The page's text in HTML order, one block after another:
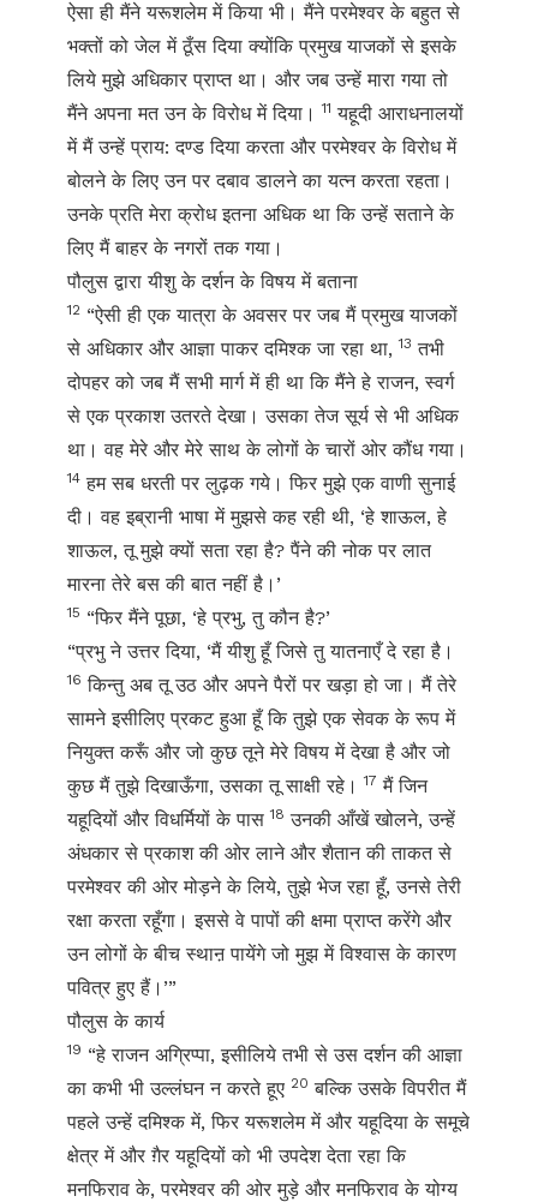
ऐसा ही मैंने यरूशलेम में किया भी। मैंने परमेश्वर के बहुत से
भक्तों को जेल में ठूँस दिया क्योंकि प्रमुख याजकों से इसके
लिये मुझे अधिकार प्राप्त था। और जब उन्हें मारा गया तो
मैंने अपना मत उन के विरोध में दिया।11 यहूदी आराधनालयों
में मैं उन्हें प्राय: दण्ड दिया करता और परमेश्वर के विरोध में
बोलने के लिए उन पर दबाव डालने का यत्न करता रहता।
उनके प्रति मेरा क्रोध इतना अधिक था कि उन्हें सताने के
लिए मैं बाहर के नगरों तक गया।
पौलुस द्वारा यीशु के दर्शन के विषय में बताना
12 “ऐसी ही एक यात्रा के अवसर पर जब मैं प्रमुख याजकों
से अधिकार और आज्ञा पाकर दमिश्क जा रहा था,13 तभी
दोपहर को जब मैं सभी मार्ग में ही था कि मैंने हे राजन, स्वर्ग
से एक प्रकाश उतरते देखा। उसका तेज सूर्य से भी अधिक
था। वह मेरे और मेरे साथ के लोगों के चारों ओर कौंध गया।
14 हम सब धरती पर लुढ़क गये। फिर मुझे एक वाणी सुनाई
दी। वह इब्रानी भाषा में मुझसे कह रही थी, ‘हे शाऊल, हे
शाऊल, तू मुझे क्यों सता रहा है? पैंने की नोक पर लात
मारना तेरे बस की बात नहीं है।’
15 “फिर मैंने पूछा, ‘हे प्रभु, तु कौन है?’
“प्रभु ने उत्तर दिया, ‘मैं यीशु हूँ जिसे तु यातनाएँ दे रहा है।
16 किन्तु अब तू उठ और अपने पैरों पर खड़ा हो जा। मैं तेरे
सामने इसीलिए प्रकट हुआ हूँ कि तुझे एक सेवक के रूप में
नियुक्त करूँ और जो कुछ तूने मेरे विषय में देखा है और जो
कुछ मैं तुझे दिखाऊँगा, उसका तू साक्षी रहे।17 मैं जिन
यहूदियों और विधर्मियों के पास18 उनकी आँखें खोलने, उन्हें
अंधकार से प्रकाश की ओर लाने और शैतान की ताकत से
परमेश्वर की ओर मोड़ने के लिये, तुझे भेज रहा हूँ, उनसे तेरी
रक्षा करता रहूँगा। इससे वे पापों की क्षमा प्राप्त करेंगे और
उन लोगों के बीच स्थाऩ पायेंगे जो मुझ में विश्वास के कारण
पवित्र हुए हैं।’”
पौलुस के कार्य
19 “हे राजन अग्रिप्पा, इसीलिये तभी से उस दर्शन की आज्ञा
का कभी भी उल्लंघन न करते हूए 20 बल्कि उसके विपरीत मैं
पहले उन्हें दमिश्क में, फिर यरूशलेम में और यहूदिया के समूचे
क्षेत्र में और ग़ैर यहूदियों को भी उपदेश देता रहा कि
मनफिराव के, परमेश्वर की ओर मुड़े और मनफिराव के योग्य